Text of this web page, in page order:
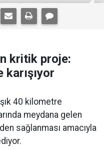
kritik proje:
40 kilometre
meydana gelen
sağlanması amacıyla